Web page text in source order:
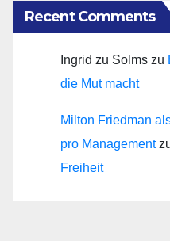
Recent Comments
Ingrid zu Solms zu
die Mut macht
Milton Friedman
pro Management
Freiheit